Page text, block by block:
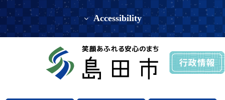
Accessibility